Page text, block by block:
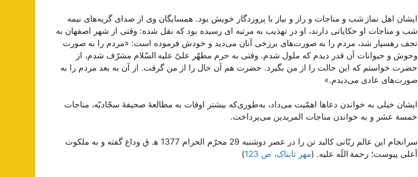
ایشان اهل نماز شب و مناجات و راز و نیاز با پروردگار خویش بود. همسایگان وی از صدای گریه‌های نیمه
شب و مناجات او حکایاتی دارند، او در تهذیب به مرتبه ای رسیده بود که نقل شده: وقتی از شهر اصفهان به
نجف رهسپار شد، مردم را به صورت‌های برزخی آنان می‌دید و خودش فرموده است: «مردم را به صورت
وحوش و حیوانات آن قدر دیدم که ملول شدم. وقتی به حرم مطهّر علیّ علیه السّلام مشرّف شدم، از
حضرت خواستم که این حالت را از من بگیرد. حضرت هم آن حال را از من گرفت. از آن به بعد مردم را به
صورت‌های عادی می‌دیدم.»
ایشان خیلی به خواندن دعاها اهمّیت می‌داد، به‌طوری‌که بیشتر اوقات به مطالعۀ صحیفۀ سجّادیّه، مناجات
خمسة عشر و به خواندن مناجات المریدین می‌پرداخت.
سرانجام این عالم ربّانی کالبد تن را در عصر دوشنبه 29 محرّم الحرام 1377 ه‍. ق وداع گفته و به ملکوت
أعلی پیوست؛ رحمة اللَه علیه. (مهر تابناک، ص 123 )